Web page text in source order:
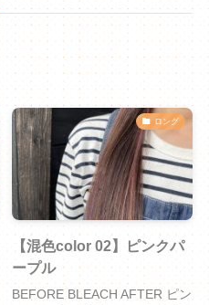
ロング
【混色color 02】ピンクパ
ープル
BEFORE BLEACH AFTER ピン